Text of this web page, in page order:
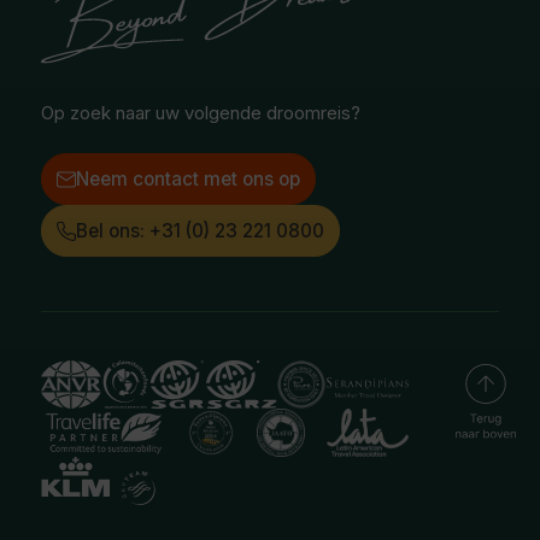
Facebook
Instagram
Op zoek naar uw volgende droomreis?
Neem contact met ons op
Bel ons: +31 (0) 23 221 0800